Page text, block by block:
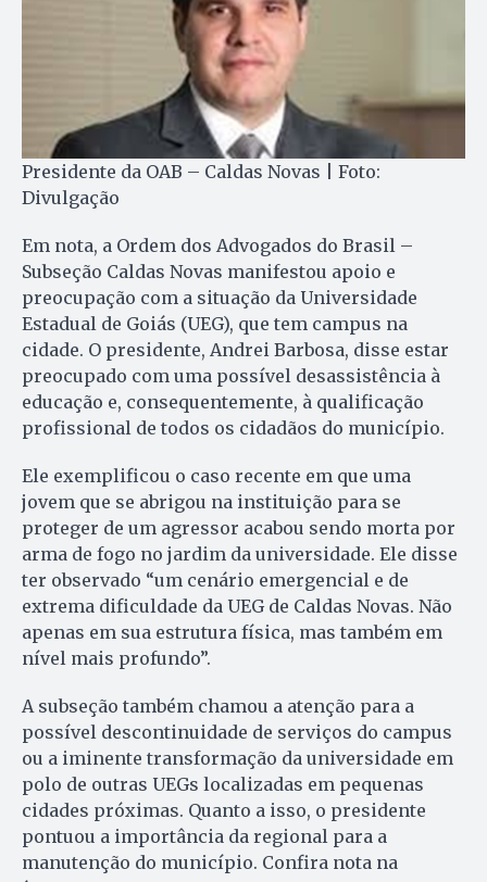
Presidente da OAB – Caldas Novas | Foto:
Divulgação
Em nota, a Ordem dos Advogados do Brasil –
Subseção Caldas Novas manifestou apoio e
preocupação com a situação da Universidade
Estadual de Goiás (UEG), que tem campus na
cidade. O presidente, Andrei Barbosa, disse estar
preocupado com uma possível desassistência à
educação e, consequentemente, à qualificação
profissional de todos os cidadãos do município.
Ele exemplificou o caso recente em que uma
jovem que se abrigou na instituição para se
proteger de um agressor acabou sendo morta por
arma de fogo no jardim da universidade. Ele disse
ter observado “um cenário emergencial e de
extrema dificuldade da UEG de Caldas Novas. Não
apenas em sua estrutura física, mas também em
nível mais profundo”.
A subseção também chamou a atenção para a
possível descontinuidade de serviços do campus
ou a iminente transformação da universidade em
polo de outras UEGs localizadas em pequenas
cidades próximas. Quanto a isso, o presidente
pontuou a importância da regional para a
manutenção do município. Confira nota na